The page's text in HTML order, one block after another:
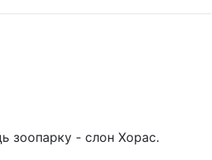
зоопарку - слон Хорас.